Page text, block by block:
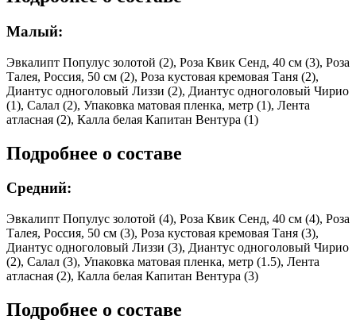
Малый:
Эвкалипт Популус золотой (2), Роза Квик Сенд, 40 см (3), Роза
Талея, Россия, 50 см (2), Роза кустовая кремовая Таня (2),
Диантус одноголовый Лиззи (2), Диантус одноголовый Чирио
(1), Салал (2), Упаковка матовая пленка, метр (1), Лента
атласная (2), Калла белая Капитан Вентура (1)
Подробнее о составе
Средний:
Эвкалипт Популус золотой (4), Роза Квик Сенд, 40 см (4), Роза
Талея, Россия, 50 см (3), Роза кустовая кремовая Таня (3),
Диантус одноголовый Лиззи (3), Диантус одноголовый Чирио
(2), Салал (3), Упаковка матовая пленка, метр (1.5), Лента
атласная (2), Калла белая Капитан Вентура (3)
Подробнее о составе